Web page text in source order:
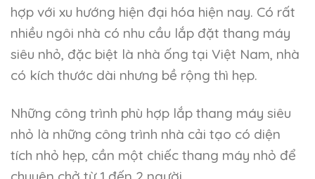
hợp với xu hướng hiện đại hóa hiện nay. Có rất
nhiều ngôi nhà có nhu cầu lắp đặt thang máy
siêu nhỏ, đặc biệt là nhà ống tại Việt Nam, nhà
có kích thước dài nhưng bề rộng thì hẹp.
Những công trình phù hợp lắp thang máy siêu
nhỏ là những công trình nhà cải tạo có diện
tích nhỏ hẹp, cần một chiếc thang máy nhỏ để